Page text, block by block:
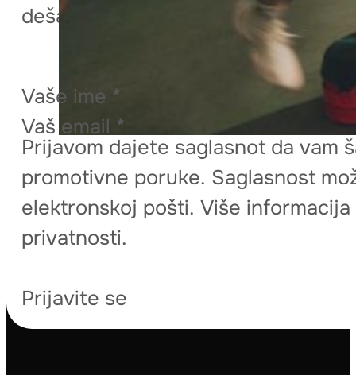
dešavanjima, uključujući novine o
Vaše ime *
Vaš email *
Prijavom dajete saglasnot da vam
promotivne poruke. Saglasnost
elektronskoj pošti. Više
privatnosti.
Prijavite se